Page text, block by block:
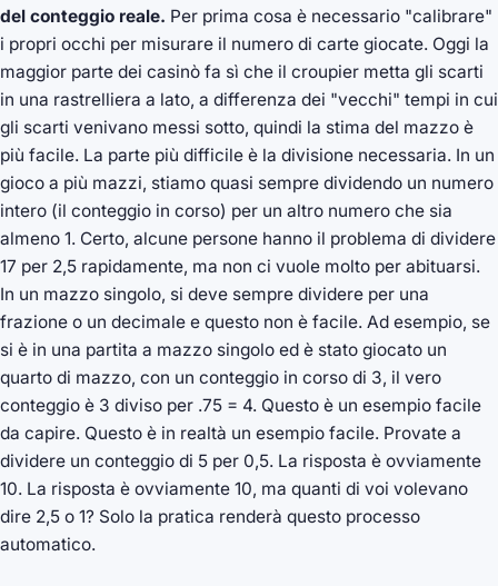
del conteggio reale. Per prima cosa è necessario "calibrare"
i propri occhi per misurare il numero di carte giocate. Oggi la
maggior parte dei casinò fa sì che il croupier metta gli scarti
in una rastrelliera a lato, a differenza dei "vecchi" tempi in cui
gli scarti venivano messi sotto, quindi la stima del mazzo è
più facile. La parte più difficile è la divisione necessaria. In un
gioco a più mazzi, stiamo quasi sempre dividendo un numero
intero (il conteggio in corso) per un altro numero che sia
almeno 1. Certo, alcune persone hanno il problema di dividere
17 per 2,5 rapidamente, ma non ci vuole molto per abituarsi.
In un mazzo singolo, si deve sempre dividere per una
frazione o un decimale e questo non è facile. Ad esempio, se
si è in una partita a mazzo singolo ed è stato giocato un
quarto di mazzo, con un conteggio in corso di 3, il vero
conteggio è 3 diviso per .75 = 4. Questo è un esempio facile
da capire. Questo è in realtà un esempio facile. Provate a
dividere un conteggio di 5 per 0,5. La risposta è ovviamente
10. La risposta è ovviamente 10, ma quanti di voi volevano
dire 2,5 o 1? Solo la pratica renderà questo processo
automatico.